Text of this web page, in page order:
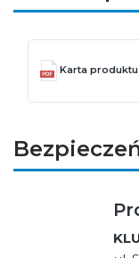
Karta produktu